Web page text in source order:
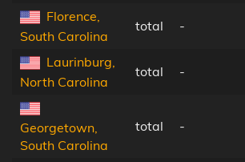
Florence,
South Carolina
total -
Laurinburg,
North Carolina
total -
Georgetown,
South Carolina
total -